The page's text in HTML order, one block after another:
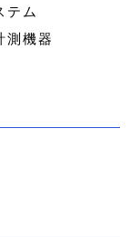
テム
測機器